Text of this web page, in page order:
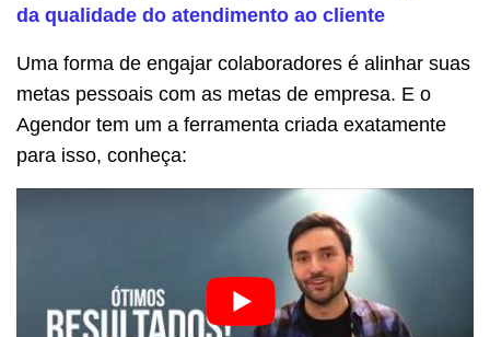
da qualidade do atendimento ao cliente
Uma forma de engajar colaboradores é alinhar suas
metas pessoais com as metas de empresa. E o
Agendor tem um a ferramenta criada exatamente
para isso, conheça: